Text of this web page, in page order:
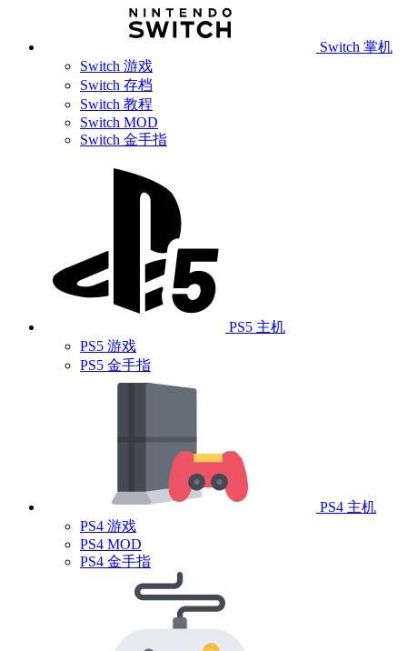
Switch 掌机
Switch 游戏
Switch 存档
Switch 教程
Switch MOD
Switch 金手指
PS5 主机
PS5 游戏
PS5 金手指
PS4 主机
PS4 游戏
PS4 MOD
PS4 金手指